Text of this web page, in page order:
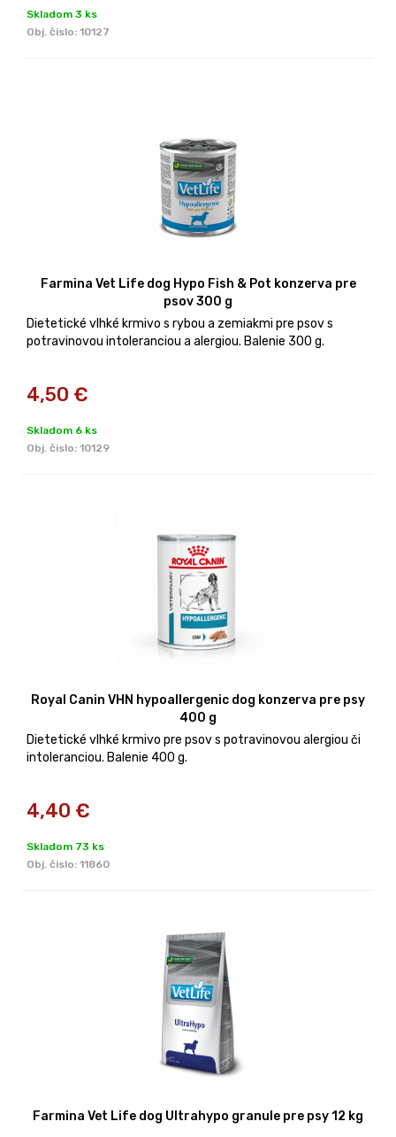
Skladom 3 ks
Obj. čislo: 10127
Farmina Vet Life dog Hypo Fish & Pot konzerva pre
psov 300 g
Dietetické vlhké krmivo s rybou a zemiakmi pre psov s
potravinovou intoleranciou a alergiou. Balenie 300 g.
4,50 €
Skladom 6 ks
Obj. čislo: 10129
Royal Canin VHN hypoallergenic dog konzerva pre psy
400 g
Dietetické vlhké krmivo pre psov s potravinovou alergiou či
intoleranciou. Balenie 400 g.
4,40 €
Skladom 73 ks
Obj. čislo: 11860
Farmina Vet Life dog Ultrahypo granule pre psy 12 kg